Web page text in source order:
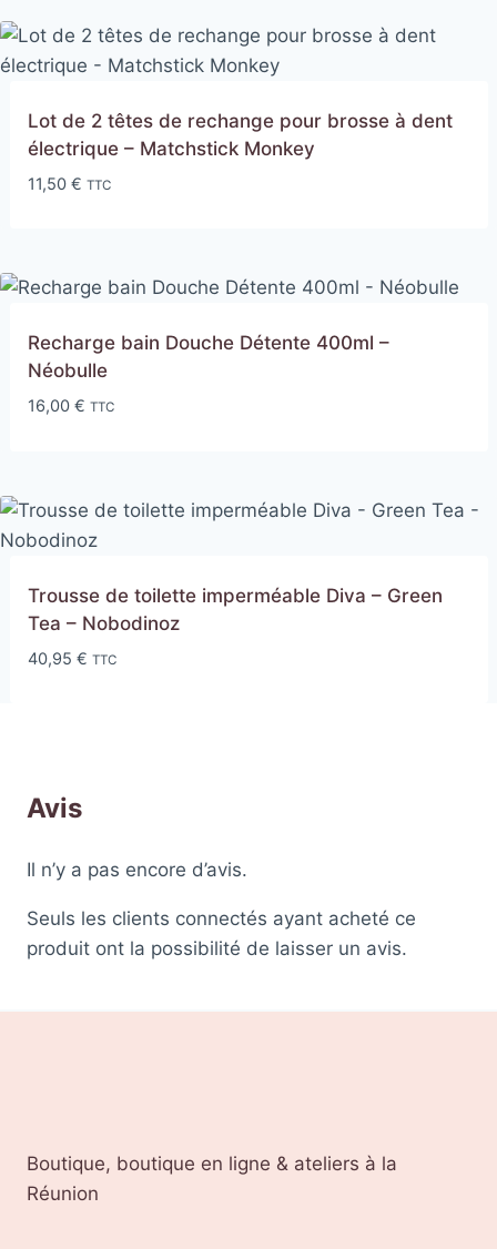
Lot de 2 têtes de rechange pour brosse à dent
électrique – Matchstick Monkey
11,50 € TTC
Recharge bain Douche Détente 400ml –
Néobulle
16,00 € TTC
Trousse de toilette imperméable Diva – Green
Tea – Nobodinoz
40,95 € TTC
Avis
Il n’y a pas encore d’avis.
Seuls les clients connectés ayant acheté ce
produit ont la possibilité de laisser un avis.
Boutique, boutique en ligne & ateliers à la
Réunion